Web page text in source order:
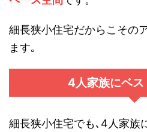
細長狭小住宅だからこその
ます｡
4人家族にベス
細長狭小住宅でも､4人家族